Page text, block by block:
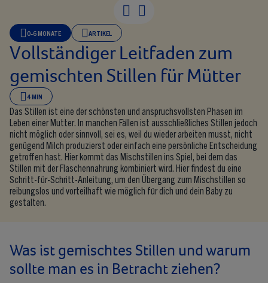
0-6 MONATE ARTIKEL
Vollständiger Leitfaden zum
gemischten Stillen für Mütter
4 MIN
Das Stillen ist eine der schönsten und anspruchsvollsten Phasen im
Leben einer Mutter. In manchen Fällen ist ausschließliches Stillen jedoch
nicht möglich oder sinnvoll, sei es, weil du wieder arbeiten musst, nicht
genügend Milch produzierst oder einfach eine persönliche Entscheidung
getroffen hast. Hier kommt das Mischstillen ins Spiel, bei dem das
Stillen mit der Flaschennahrung kombiniert wird. Hier findest du eine
Schritt-für-Schritt-Anleitung, um den Übergang zum Mischstillen so
reibungslos und vorteilhaft wie möglich für dich und dein Baby zu
gestalten.
Was ist gemischtes Stillen und warum
sollte man es in Betracht ziehen?